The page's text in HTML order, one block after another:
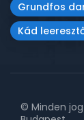
Grundfos
Kád
© Minden